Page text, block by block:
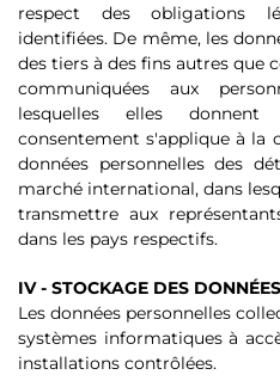
respect des obligations
identifiées. De même, les
des tiers à des fins autres que
communiquées aux
lesquelles elles
consentement s'applique à la
données personnelles des
marché international, dans
transmettre aux
dans les pays respectifs.
IV - STOCKAGE DES
Les données personnelles
systèmes informatiques à
installations contrôlées.